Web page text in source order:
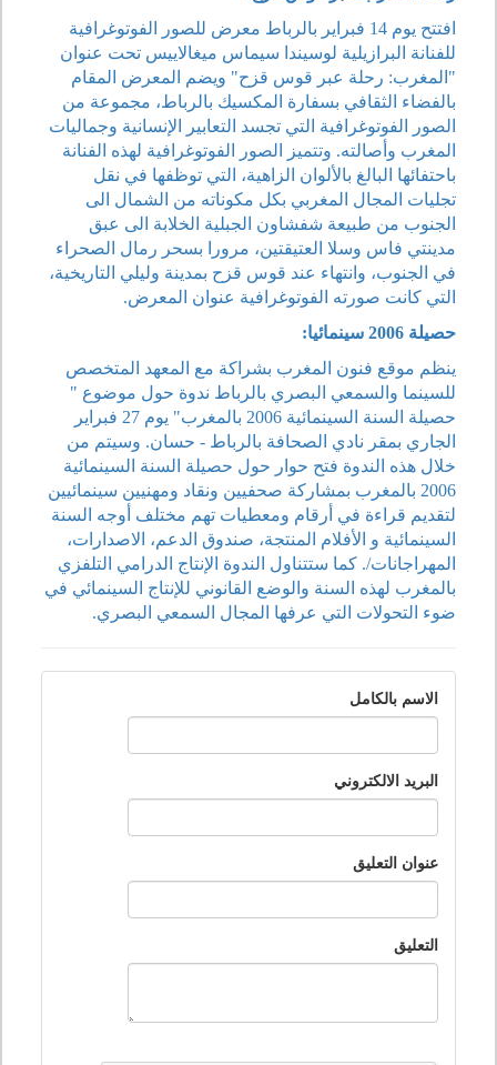
افتتح يوم 14 فبراير بالرباط معرض للصور الفوتوغرافية
للفنانة البرازيلية لوسيندا سيماس ميغالاييس تحت عنوان
"المغرب: رحلة عبر قوس قزح" ويضم المعرض المقام
بالفضاء الثقافي بسفارة المكسيك بالرباط، مجموعة من
الصور الفوتوغرافية التي تجسد التعابير الإنسانية وجماليات
المغرب وأصالته. وتتميز الصور الفوتوغرافية لهذه الفنانة
باحتفائها البالغ بالألوان الزاهية، التي توظفها في نقل
تجليات المجال المغربي بكل مكوناته من الشمال الى
الجنوب من طبيعة شفشاون الجبلية الخلابة الى عبق
مدينتي فاس وسلا العتيقتين، مرورا بسحر رمال الصحراء
في الجنوب، وانتهاء عند قوس قزح بمدينة وليلي التاريخية،
التي كانت صورته الفوتوغرافية عنوان المعرض.
حصيلة 2006 سينمائيا:
ينظم موقع فنون المغرب بشراكة مع المعهد المتخصص
للسينما والسمعي البصري بالرباط ندوة حول موضوع "
حصيلة السنة السينمائية 2006 بالمغرب" يوم 27 فبراير
الجاري بمقر نادي الصحافة بالرباط - حسان. وسيتم من
خلال هذه الندوة فتح حوار حول حصيلة السنة السينمائية
2006 بالمغرب بمشاركة صحفيين ونقاد ومهنيين سينمائيين
لتقديم قراءة في أرقام ومعطيات تهم مختلف أوجه السنة
السينمائية و الأفلام المنتجة، صندوق الدعم، الاصدارات،
المهراجانات/. كما ستتناول الندوة الإنتاج الدرامي التلفزي
بالمغرب لهذه السنة والوضع القانوني للإنتاج السينمائي في
ضوء التحولات التي عرفها المجال السمعي البصري.
الاسم بالكامل
البريد الالكتروني
عنوان التعليق
التعليق